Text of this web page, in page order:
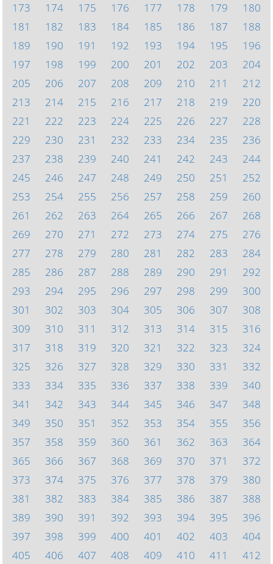
173
174 175 176 177 178 179
180
181
182 183 184 185 186 187
188
189
190 191 192 193 194 195
196
197
198 199 200 201 202 203
204
205
206 207 208 209 210 211
212
213
214 215 216 217 218 219
220
221
222 223 224 225 226 227
228
229
230 231 232 233 234 235
236
237
238 239 240 241 242 243
244
245
246 247 248 249 250 251
252
253
254 255 256 257 258 259
260
261
262 263 264 265 266 267
268
269
270 271 272 273 274 275
276
277
278 279 280 281 282 283
284
285
286 287 288 289 290 291
292
293
294 295 296 297 298 299
300
301
302 303 304 305 306 307
308
309
310 311 312 313 314 315
316
317
318 319 320 321 322 323
324
325
326 327 328 329 330 331
332
333
334 335 336 337 338 339
340
341
342 343 344 345 346 347
348
349
350 351 352 353 354 355
356
357
358 359 360 361 362 363
364
365
366 367 368 369 370 371
372
373
374 375 376 377 378 379
380
381
382 383 384 385 386 387
388
389
390 391 392 393 394 395
396
397
398 399 400 401 402 403
404
405
406 407 408 409 410 411 412